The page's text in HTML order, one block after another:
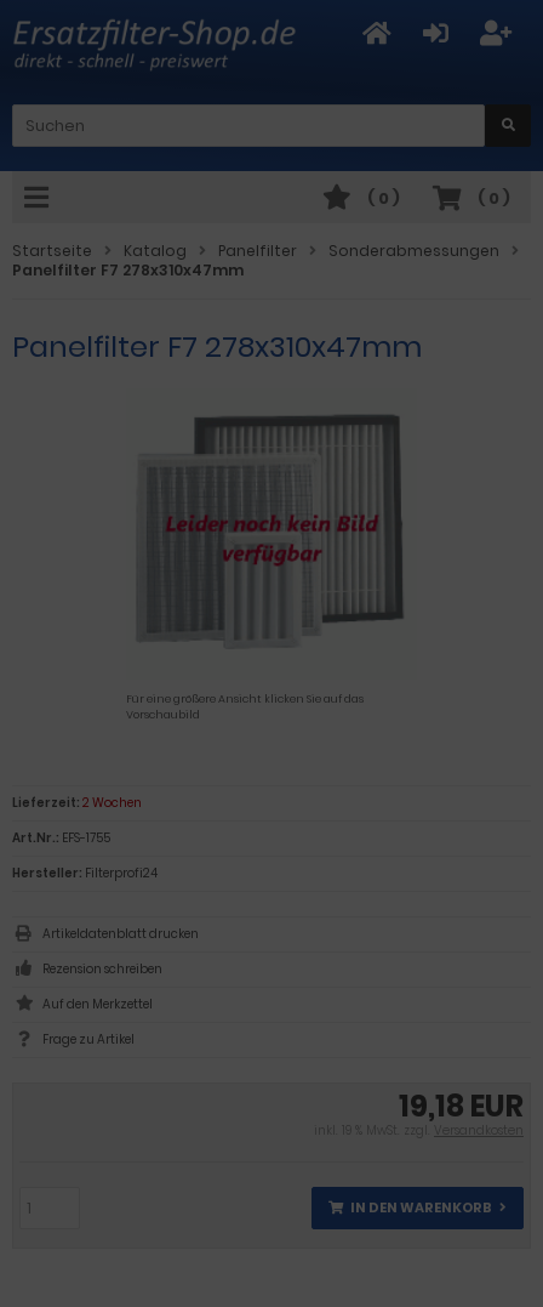
( 0 )
( 0 )
Startseite Katalog Panelfilter
Sonderabmessungen
Panelfilter F7 278x310x47mm
Panelfilter F7 278x310x47mm
Für eine größere Ansicht klicken Sie auf das
Vorschaubild
19,18 EUR
inkl. 19 % MwSt. zzgl. Versandkosten
IN DEN WARENKORB
Lieferzeit: 2 Wochen
Art.Nr.: EFS-1755
Hersteller: Filterprofi24
Artikeldatenblatt drucken
Rezension schreiben
Frage zu Artikel